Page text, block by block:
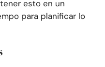
esto en un
para planificar lo